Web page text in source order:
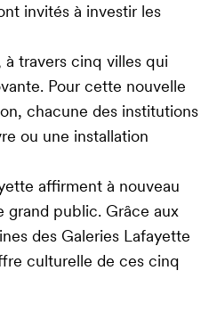
invités à investir les
à travers cinq villes qui
Pour cette nouvelle
chacune des institutions
ou une installation
affirment à nouveau
grand public. Grâce aux
des Galeries Lafayette
culturelle de ces cinq